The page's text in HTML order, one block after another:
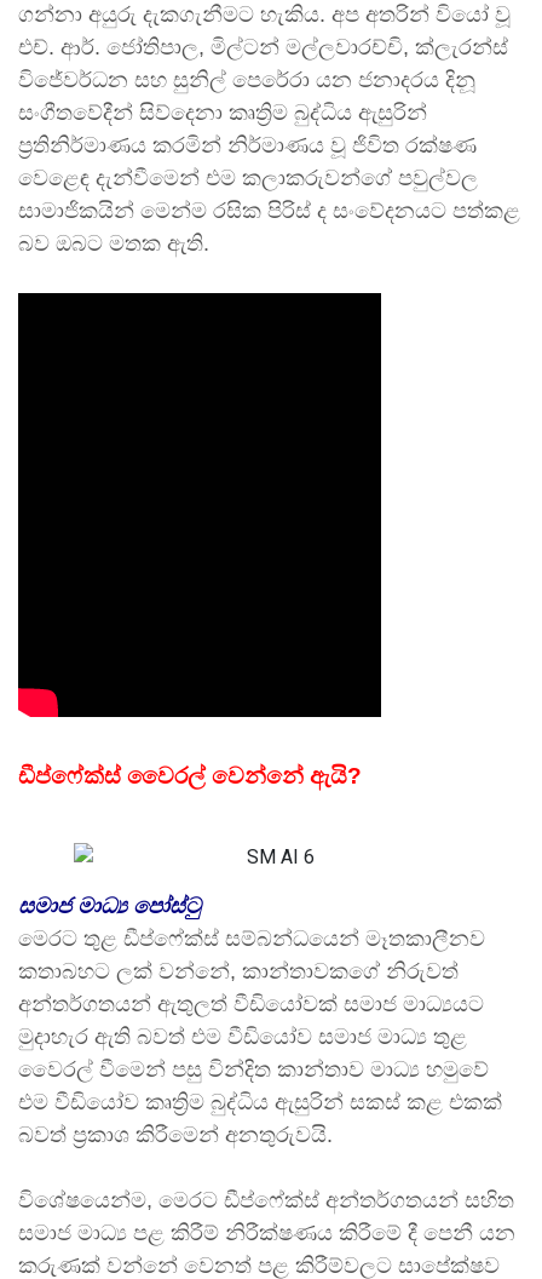
ගන්නා අයුරු දැකගැනීමට හැකිය. අප අතරින් වියෝ වූ
එච්. ආර්. ජෝතිපාල, මිල්ටන් මල්ලවාරච්චි, ක්ලැරන්ස්
විජේවර්ධන සහ සුනිල් පෙරේරා යන ජනාදරය දිනූ
සංගීතවේදීන් සිව්දෙනා කෘත්‍රිම බුද්ධිය ඇසුරින්
ප්‍රතිනිර්මාණය කරමින් නිර්මාණය වූ ජිවිත රක්ෂණ
වෙළෙඳ දැන්වීමෙන් එම කලාකරුවන්ගේ පවුල්වල
සාමාජිකයින් මෙන්ම රසික පිරිස් ද සංවේදනයට පත්කළ
බව ඔබට මතක ඇති.
ඩීප්ෆේක්ස් වෛරල් වෙන්නේ ඇයි?
සමාජ මාධ්‍ය පෝස්ටු
මෙරට තුළ ඩීප්ෆේක්ස් සම්බන්ධයෙන් මෑතකාලීනව
කතාබහට ලක් වන්නේ, කාන්තාවකගේ නිරුවත්
අන්තර්ගතයන් ඇතුලත් වීඩියෝවක් සමාජ මාධ්‍යයට
මුදාහැර ඇති බවත් එම වීඩියෝව සමාජ මාධ්‍ය තුළ
වෛරල් වීමෙන් පසු වින්දිත කාන්තාව මාධ්‍ය හමුවේ
එම වීඩියෝව කෘත්‍රිම බුද්ධිය ඇසුරින් සකස් කළ එකක්
බවත් ප්‍රකාශ කිරීමෙන් අනතුරුවයි.
විශේෂයෙන්ම, මෙරට ඩීප්ෆේක්ස් අන්තර්ගතයන් සහිත
සමාජ මාධ්‍ය පළ කිරීම් නිරීක්ෂණය කිරීමේ දී පෙනී යන
කරුණක් වන්නේ වෙනත් පළ කිරීම්වලට සාපේක්ෂව